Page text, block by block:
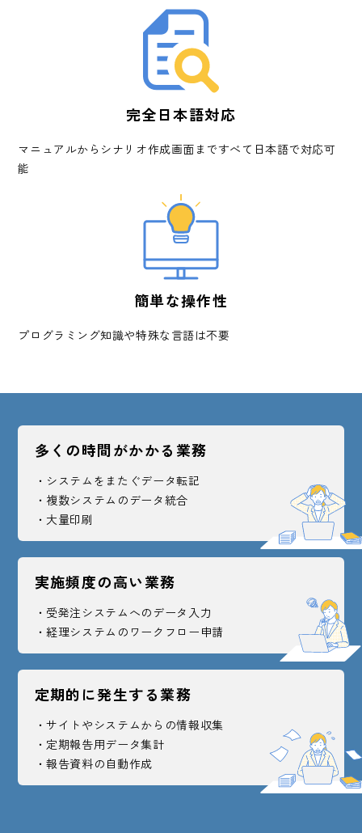
完全日本語対応
マニュアルからシナリオ作成画面まですべて日本語で対応可
能
簡単な操作性
プログラミング知識や特殊な言語は不要
多くの時間がかかる業務
システムをまたぐデータ転記
複数システムのデータ統合
大量印刷
実施頻度の高い業務
受発注システムへのデータ入力
経理システムのワークフロー申請
定期的に発生する業務
サイトやシステムからの情報収集
定期報告用データ集計
報告資料の自動作成